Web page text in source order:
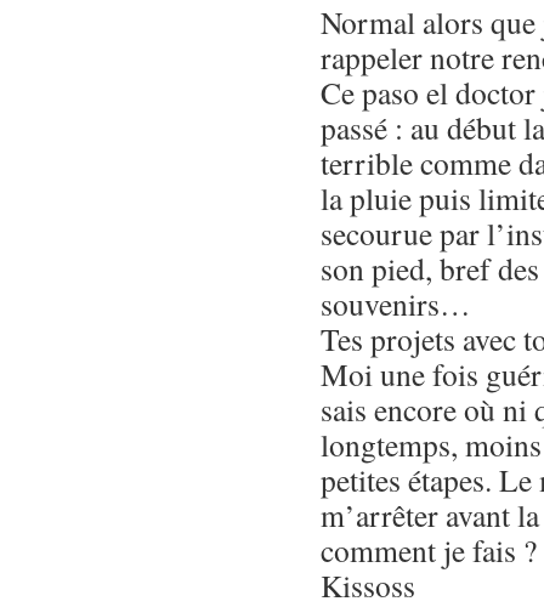
Normal alors que
rappeler notre
Ce paso el
passé : au début
terrible comme
la pluie puis
secourue par
son pied, bref
souvenirs…
Tes projets avec
Moi une fois
sais encore où ni
longtemps,
petites étapes.
m’arrêter avant
comment je fais ?
Kissoss